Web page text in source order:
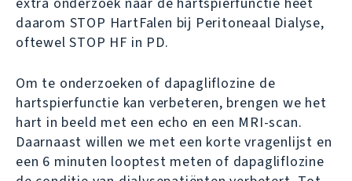
daarom STOP HartFalen bij Peritoneaal Dialyse,
oftewel STOP HF in PD.
Om te onderzoeken of dapagliflozine de
hartspierfunctie kan verbeteren, brengen we het
hart in beeld met een echo en een MRI-scan.
Daarnaast willen we met een korte vragenlijst en
een 6 minuten looptest meten of dapagliflozine